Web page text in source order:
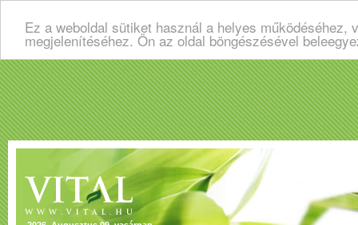
Ez a weboldal sütiket használ a helyes
megjelenítéséhez. Ön az oldal böngészésével